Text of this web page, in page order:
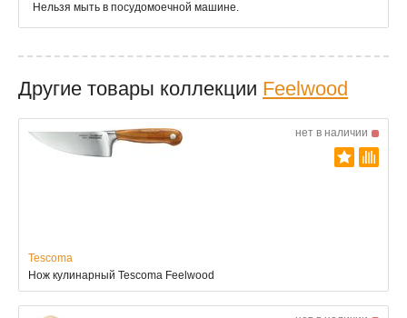
Нельзя мыть в посудомоечной машине.
Другие товары коллекции Feelwood
нет в наличии
Tescoma
Нож кулинарный Tescoma Feelwood